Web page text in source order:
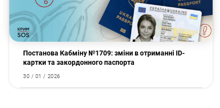
Постанова Кабміну №1709: зміни в отриманні ID-
картки та закордонного паспорта
30 / 01 / 2026